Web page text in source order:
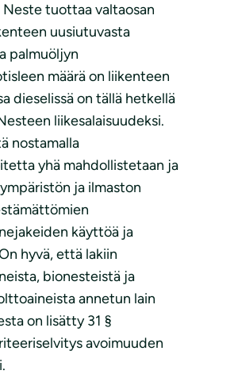
tuottaa valtaosan
uusiutuvasta
palmuöljyn
määrä on liikenteen
dieselissä on tällä hetkellä
liikesalaisuudeksi.
nostamalla
yhä mahdollistetaan ja
ja ilmaston
käyttöä ja
hyvä, että lakiin
bionesteistä ja
annetun lain
on lisätty 31 §
avoimuuden